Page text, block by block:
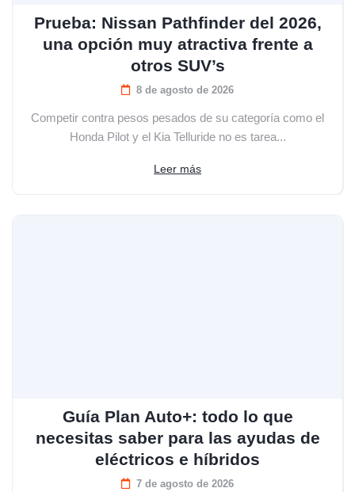
Prueba: Nissan Pathfinder del 2026,
una opción muy atractiva frente a
otros SUV’s
8 de agosto de 2026
Competir contra pesos pesados de su categoría como el
Honda Pilot y el Kia Telluride no es tarea...
Leer más
Guía Plan Auto+: todo lo que
necesitas saber para las ayudas de
eléctricos e híbridos
7 de agosto de 2026